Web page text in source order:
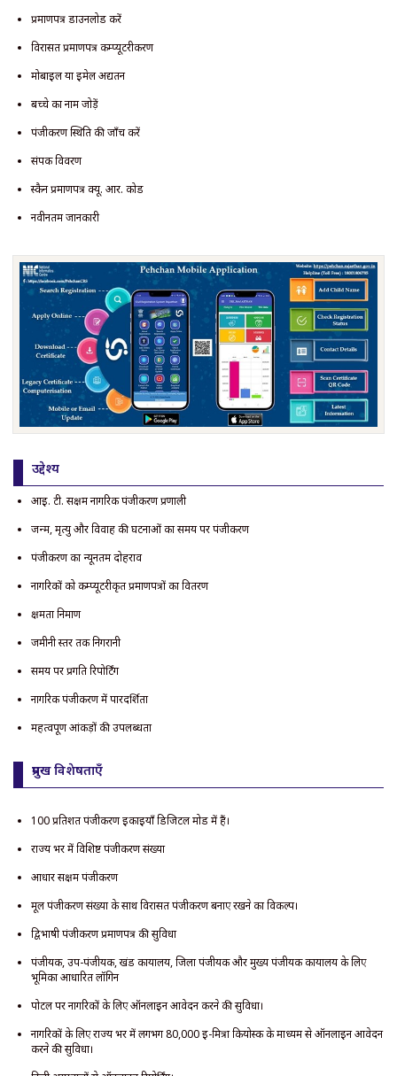
प्रमाणपत्र डाउनलोड करें
विरासत प्रमाणपत्र कम्प्यूटरीकरण
मोबाइल या ईमेल अद्यतन
बच्चे का नाम जोड़ें
पंजीकरण स्थिति की जाँच करें
संपर्क विवरण
स्कैन प्रमाणपत्र क्यू. आर. कोड
नवीनतम जानकारी
उद्देश्य
आई. टी. सक्षम नागरिक पंजीकरण प्रणाली
जन्म, मृत्यु और विवाह की घटनाओं का समय पर पंजीकरण
पंजीकरण का न्यूनतम दोहराव
नागरिकों को कम्प्यूटरीकृत प्रमाणपत्रों का वितरण
क्षमता निर्माण
जमीनी स्तर तक निगरानी
समय पर प्रगति रिपोर्टिंग
नागरिक पंजीकरण में पारदर्शिता
महत्वपूर्ण आंकड़ों की उपलब्धता
प्रमुख विशेषताएँ
100 प्रतिशत पंजीकरण इकाइयाँ डिजिटल मोड में हैं।
राज्य भर में विशिष्ट पंजीकरण संख्या
आधार सक्षम पंजीकरण
मूल पंजीकरण संख्या के साथ विरासत पंजीकरण बनाए रखने का विकल्प।
द्विभाषी पंजीकरण प्रमाणपत्र की सुविधा
पंजीयक, उप-पंजीयक, खंड कार्यालय, जिला पंजीयक और मुख्य पंजीयक कार्यालय के लिए
भूमिका आधारित लॉगिन
पोर्टल पर नागरिकों के लिए ऑनलाइन आवेदन करने की सुविधा।
नागरिकों के लिए राज्य भर में लगभग 80,000 ई-मित्रा कियोस्क के माध्यम से ऑनलाइन आवेदन
करने की सुविधा।